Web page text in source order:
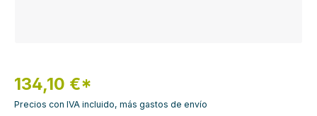
134,10 €*
Precios con IVA incluido, más gastos de envío